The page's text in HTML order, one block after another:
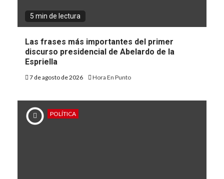
5 min de lectura
Las frases más importantes del primer
discurso presidencial de Abelardo de la
Espriella
7 de agosto de 2026 Hora En Punto
POLÍTICA